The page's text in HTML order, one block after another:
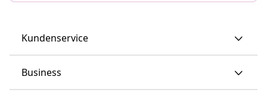
Kundenservice
Business